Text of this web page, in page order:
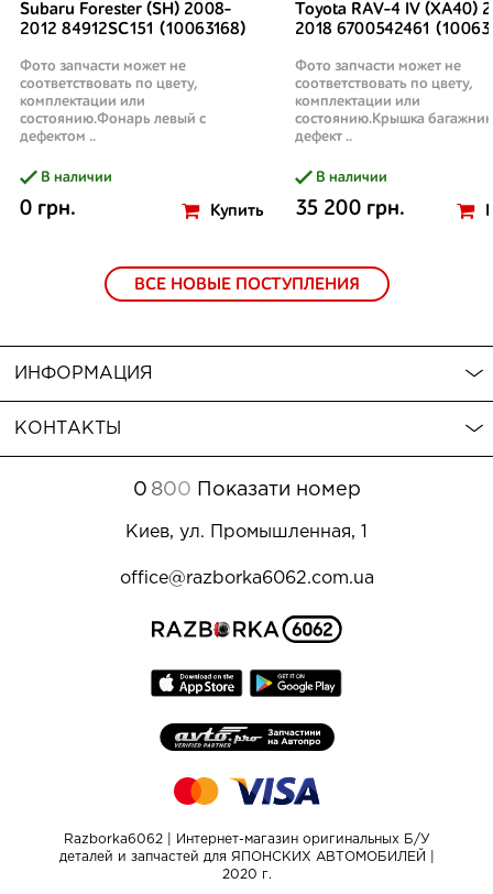
Subaru Forester (SH) 2008-
2012 84912SC151 (10063168)
Фото запчасти может не
соответствовать по цвету,
комплектации или
состоянию.Фонарь левый с
дефектом ..
В наличии
0 грн. Купить
Toyota RAV-4 IV (XA40)
2018 6700542461
Фото запчасти может не
соответствовать по цвету,
комплектации или
состоянию.Крышка
дефект ..
В наличии
35 200 грн.
ВСЕ НОВЫЕ ПОСТУПЛЕНИЯ
ИНФОРМАЦИЯ
КОНТАКТЫ
0 800 Показати номер
Киев, ул. Промышленная, 1
office@razborka6062.com.ua
Razborka6062 | Интернет-магазин оригинальных Б/У
деталей и запчастей для ЯПОНСКИХ АВТОМОБИЛЕЙ |
2020 г.